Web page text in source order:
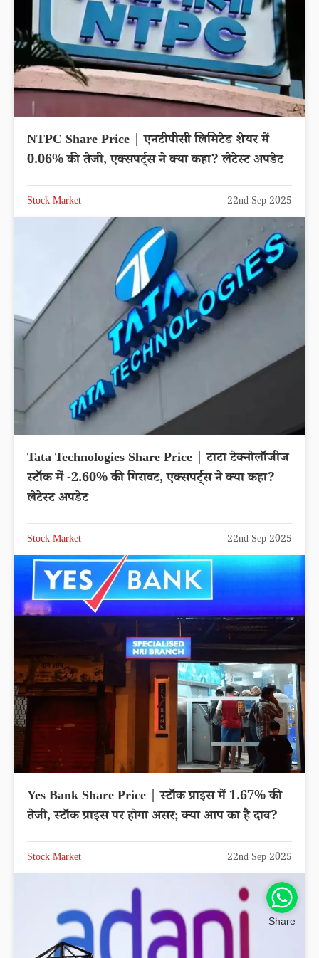
NTPC Share Price | एनटीपीसी लिमिटेड शेयर में
0.06% की तेजी, एक्सपर्ट्स ने क्या कहा? लेटेस्ट अपडेट
Stock Market 22nd Sep 2025
Tata Technologies Share Price | टाटा टेक्नोलॉजीज
स्टॉक में -2.60% की गिरावट, एक्सपर्ट्स ने क्या कहा?
लेटेस्ट अपडेट
Stock Market 22nd Sep 2025
Yes Bank Share Price | स्टॉक प्राइस में 1.67% की
तेजी, स्टॉक प्राइस पर होगा असर; क्या आप का है दाव?
Stock Market 22nd Sep 2025
Share